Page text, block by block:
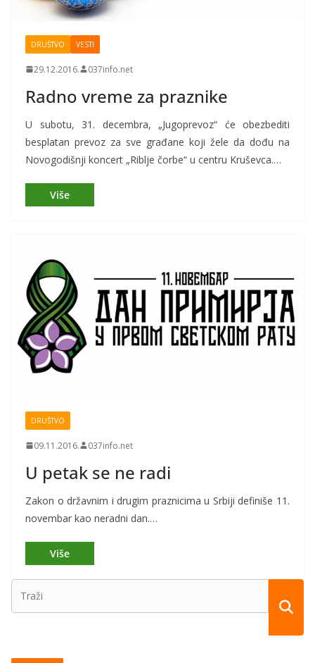
DRUŠTVO VESTI
29.12.2016. 037info.net
Radno vreme za praznike
U subotu, 31. decembra, „Jugoprevoz“ će obezbediti
besplatan prevoz za sve građane koji žele da dođu na
Novogodišnji koncert „Riblje čorbe“ u centru Kruševca.…
DRUŠTVO
09.11.2016. 037info.net
U petak se ne radi
Zakon o državnim i drugim praznicima u Srbiji definiše 11.
novembar kao neradni dan.…